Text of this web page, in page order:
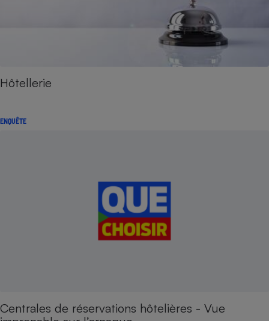
Hôtellerie
ENQUÊTE
Centrales de réservations hôtelières - Vue